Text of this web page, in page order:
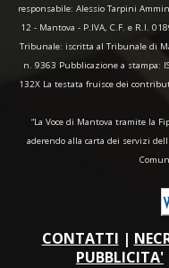
responsabile: Alessio Tarpini
12 - Mantova - P.IVA, C.F. e R.I.
Tribunale: iscritta al Tribunale di
n. 9363 Pubblicazione a stampa:
132X La testata fruisce dei
“La Voce di Mantova tramite la
aderendo alla carta dei servizi
CONTATTI |
PUBBLICITA'